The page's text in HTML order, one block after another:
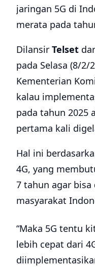
jaringan 5G di
merata pada
Dilansir Telset
pada Selasa (8/2/
Kementerian
kalau
pada tahun 2025
pertama kali
Hal ini
4G, yang
7 tahun agar
masyarakat
“Maka 5G tentu
lebih cepat dari